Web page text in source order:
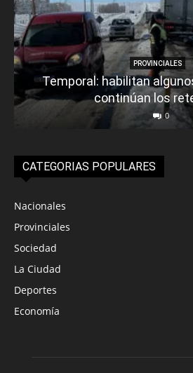
PROVINCIALES
Temporal: habilitan
continúan los
0
CATEGORIAS POPULARES
Nacionales
Provinciales
Sociedad
La Ciudad
Deportes
Economía